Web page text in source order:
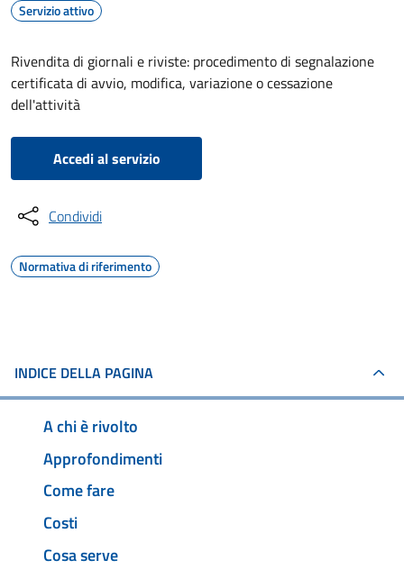
Servizio attivo
Rivendita di giornali e riviste: procedimento di segnalazione
certificata di avvio, modifica, variazione o cessazione
dell'attività
Accedi al servizio
Condividi
Normativa di riferimento
INDICE DELLA PAGINA
A chi è rivolto
Approfondimenti
Come fare
Costi
Cosa serve